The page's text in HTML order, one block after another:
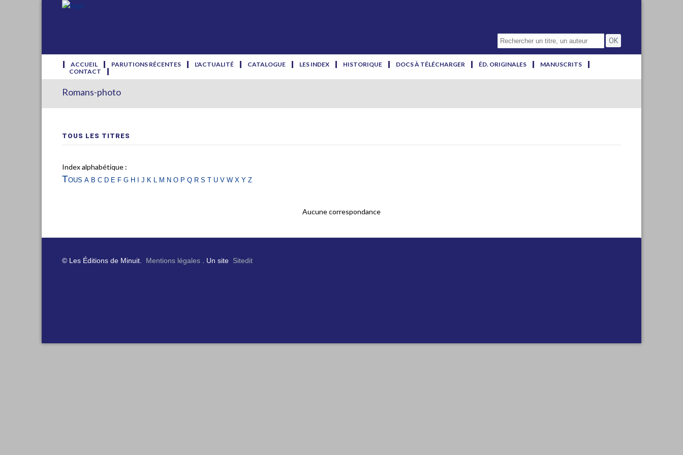
ACCUEIL PARUTIONS RÉCENTES L'ACTUALITÉ CATALOGUE LES INDEX HISTORIQUE DOCS À TÉLÉCHARGER ÉD. ORIGINALES
MANUSCRITS
CONTACT
Romans-photo
TOUS LES TITRES
Index alphabétique :
Tous a b c d e fg h i j k l m no p q rs t uvwx yz
Aucune correspondance
© Les Éditions de Minuit. Mentions légales . Un site Sitedit